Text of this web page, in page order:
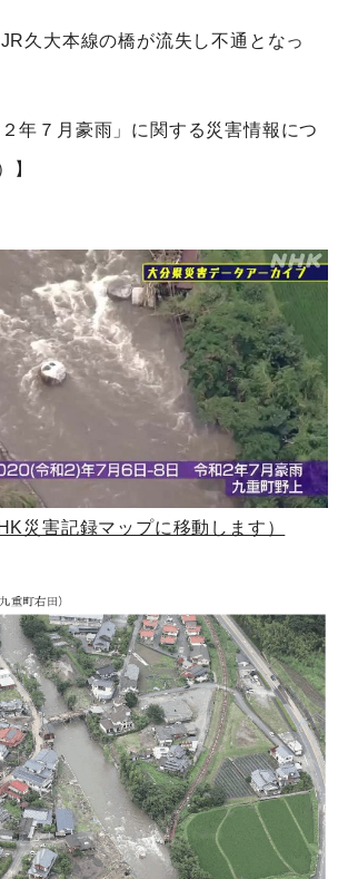
久大本線の橋が流失し不通となっ
２年７月豪雨」に関する災害情報につ
】
災害記録マップに移動します）